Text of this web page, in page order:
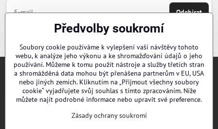
Odebírat
Chci se přihlásit k odběru novinek e-mailem
Objednávky
Kontakty
Naši distributoři
Předvolby soukromí
Soubory cookie používáme k vylepšení vaší návštěvy tohoto
webu, k analýze jeho výkonu a ke shromažďování údajů o jeho
používání. Můžeme k tomu použít nástroje a služby třetích stran
a shromážděná data mohou být přenášena partnerům v EU, USA
nebo jiných zemích. Kliknutím na „Přijmout všechny soubory
cookie“ vyjadřujete svůj souhlas s tímto zpracováním. Níže
můžete najít podrobné informace nebo upravit své preference.
Zásady ochrany soukromí